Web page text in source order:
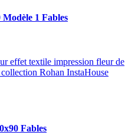
1 Fables
Fables